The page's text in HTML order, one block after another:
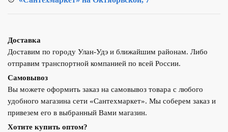
Доставка
Доставим по городу Улан-Удэ и ближайшим районам. Либо
отправим транспортной компанией по всей России.
Самовывоз
Вы можете оформить заказ на самовывоз товара с любого
удобного магазина сети «Сантехмаркет». Мы соберем заказ и
привезем его в выбранный Вами магазин.
Хотите купить оптом?